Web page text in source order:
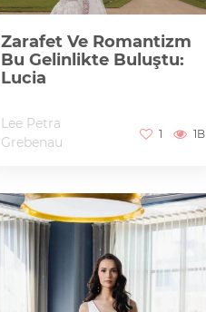
Zarafet Ve Romantizm
Bu Gelinlikte Buluştu:
Lucia
Lee Petra
Grebenau
1 1B